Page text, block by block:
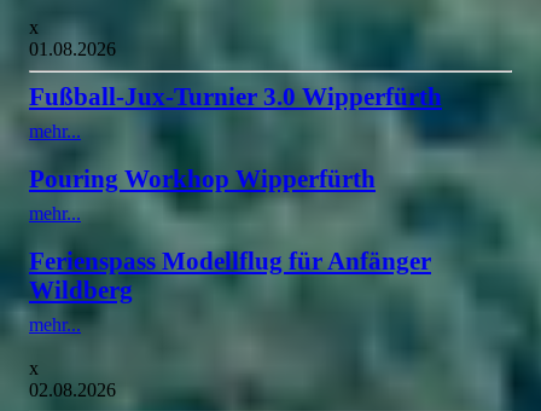
x
01.08.2026
Fußball-Jux-Turnier 3.0 Wipperfürth
mehr...
Pouring Workhop Wipperfürth
mehr...
Ferienspass Modellflug für Anfänger
Wildberg
mehr...
x
02.08.2026